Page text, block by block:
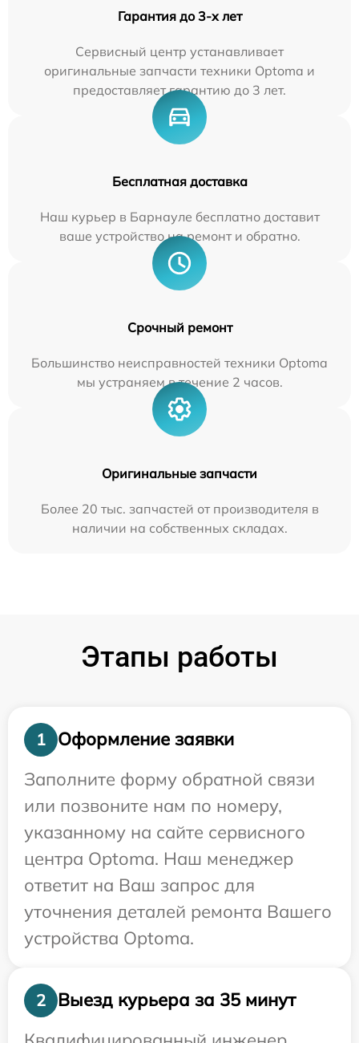
Гарантия до 3-х лет
Сервисный центр устанавливает
оригинальные запчасти техники Optoma и
предоставляет гарантию до 3 лет.
Бесплатная доставка
Наш курьер в Барнауле бесплатно доставит
ваше устройство на ремонт и обратно.
Срочный ремонт
Большинство неисправностей техники Optoma
мы устраняем в течение 2 часов.
Оригинальные запчасти
Более 20 тыс. запчастей от производителя в
наличии на собственных складах.
Этапы работы
1
Оформление заявки
Заполните форму обратной связи
или позвоните нам по номеру,
указанному на сайте сервисного
центра Optoma. Наш менеджер
ответит на Ваш запрос для
уточнения деталей ремонта Вашего
устройства Optoma.
2
Выезд курьера за 35 минут